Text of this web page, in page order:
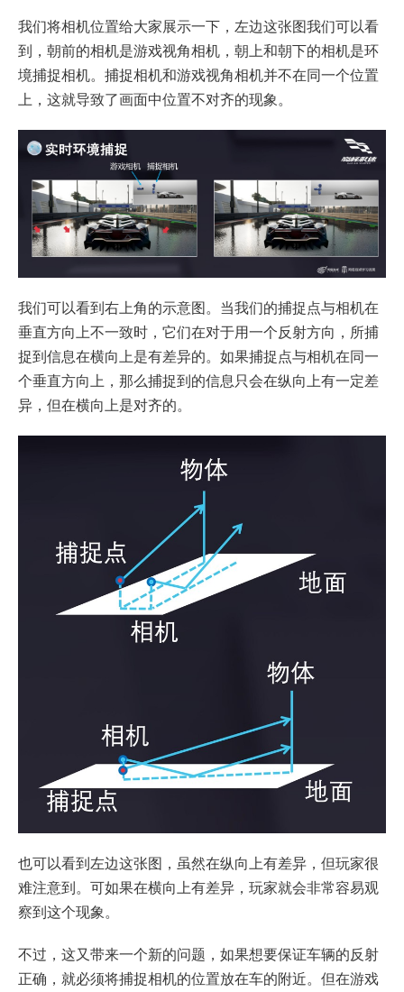
我们将相机位置给大家展示一下，左边这张图我们可以看
到，朝前的相机是游戏视角相机，朝上和朝下的相机是环
境捕捉相机。捕捉相机和游戏视角相机并不在同一个位置
上，这就导致了画面中位置不对齐的现象。
我们可以看到右上角的示意图。当我们的捕捉点与相机在
垂直方向上不一致时，它们在对于用一个反射方向，所捕
捉到信息在横向上是有差异的。如果捕捉点与相机在同一
个垂直方向上，那么捕捉到的信息只会在纵向上有一定差
异，但在横向上是对齐的。
也可以看到左边这张图，虽然在纵向上有差异，但玩家很
难注意到。可如果在横向上有差异，玩家就会非常容易观
察到这个现象。
不过，这又带来一个新的问题，如果想要保证车辆的反射
正确，就必须将捕捉相机的位置放在车的附近。但在游戏